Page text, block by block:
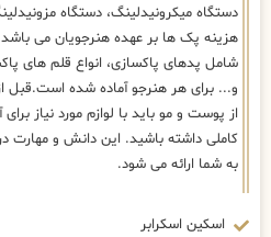
دستگاه میکرونیدلینگ، دستگاه
هزینه پک ها بر عهده هنرجویان می
شامل پدهای پاکسازی، انواع قلم های
و... برای هر هنرجو آماده شده است.قبل
از پوست و مو باید با لوازم مورد نیاز
کاملی داشته باشید. این دانش و مهارت
به شما ارائه می شود.
اسکین اسکرابر